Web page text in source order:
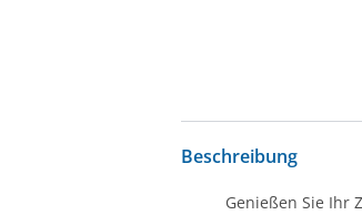
Beschreibung
Genießen Sie Ihr